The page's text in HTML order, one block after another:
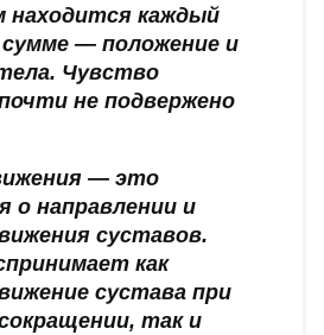
находится каждый
— положение и
Чувство
не подвержено
— это
о направлении и
суставов.
как
сустава при
так и